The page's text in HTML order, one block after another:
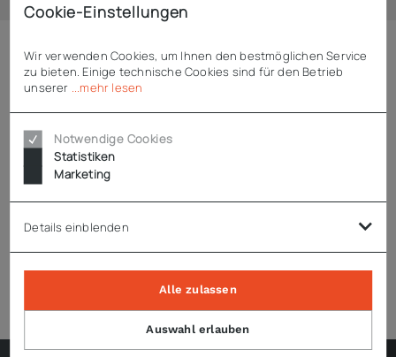
Beschreibung
Lochscheibe Ø 7,8 mm Inox
passend für ADE Fleischwolf FL-E-2200
Cookie-Einstellungen
Wir verwenden Cookies, um Ihnen den bestmöglichen Service
zu bieten. Einige technische Cookies sind für den Betrieb
unserer
...mehr lesen
Notwendige Cookies
Statistiken
Marketing
Details einblenden
Auswahl erlauben
Alle zulassen